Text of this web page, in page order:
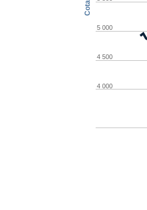
4 000
4 500
5 000